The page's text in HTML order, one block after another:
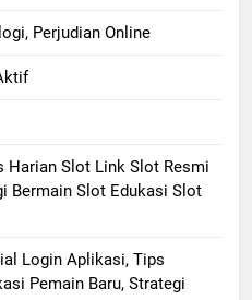
Perjudian Online
Harian Slot Link Slot Resmi
Bermain Slot Edukasi Slot
Login Aplikasi, Tips
Pemain Baru, Strategi